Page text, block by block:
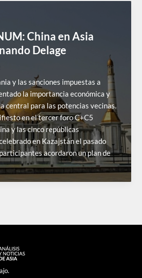
China en Asia
Delage
y las sanciones impuestas a
la importancia económica y
central para las potencias vecinas.
en el tercer foro C+C5
y las cinco repúblicas
en Kazajstán el pasado
acordaron un plan de